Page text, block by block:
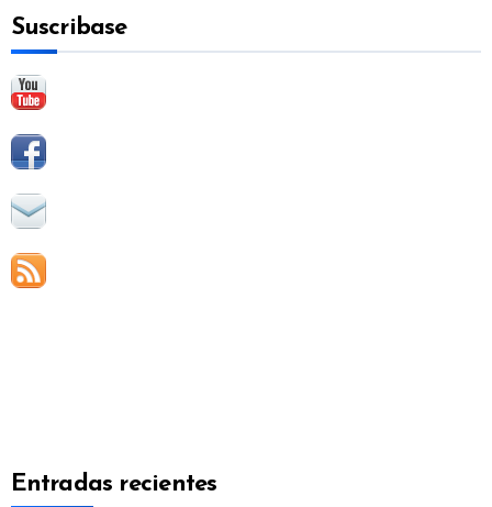
r
:
Suscribase
Entradas recientes